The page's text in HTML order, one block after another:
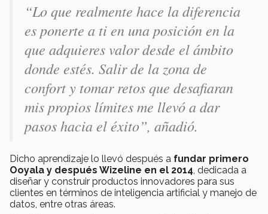
“Lo que realmente hace la diferencia
es ponerte a ti en una posición en la
que adquieres valor desde el ámbito
donde estés. Salir de la zona de
confort y tomar retos que desafiaran
mis propios límites me llevó a dar
pasos hacia el éxito”, añadió.
Dicho aprendizaje lo llevó después a fundar primero
Ooyala y después Wizeline en el 2014 , dedicada a
diseñar y construir productos innovadores para sus
clientes en términos de inteligencia artificial y manejo de
datos, entre otras áreas.